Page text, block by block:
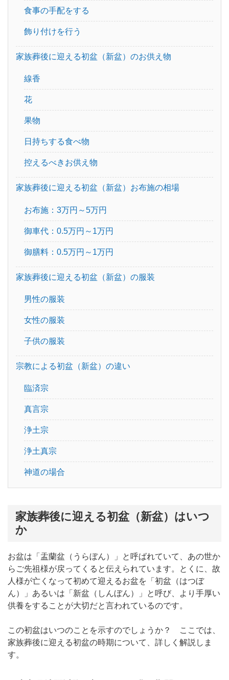
相続・遺言
葬儀の流れ
運営会社
サイトマップ
食事の手配をする
飾り付けを行う
家族葬後に迎える初盆（新盆）のお供え物
線香
花
果物
日持ちする食べ物
控えるべきお供え物
家族葬後に迎える初盆（新盆）お布施の相場
お布施：3万円～5万円
御車代：0.5万円～1万円
御膳料：0.5万円～1万円
家族葬後に迎える初盆（新盆）の服装
男性の服装
女性の服装
子供の服装
宗教による初盆（新盆）の違い
臨済宗
真言宗
浄土宗
浄土真宗
神道の場合
家族葬後に迎える初盆（新盆）はいつ
か
お盆は「盂蘭盆（うらぼん）」と呼ばれていて、あの世か
らご先祖様が戻ってくると伝えられています。
とくに、故
人様が亡くなって初めて迎えるお盆を「初盆（はつぼ
ん）」あるいは「新盆（しんぼん）」と呼び、より手厚い
供養をすることが大切だと言われているのです。
この初盆はいつのことを示すのでしょうか？ ここでは、
家族葬後に迎える初盆の時期について、詳しく解説しま
す。